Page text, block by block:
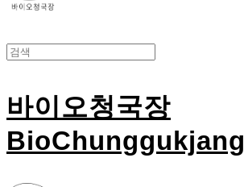
바이오청국장
BioChunggukjang